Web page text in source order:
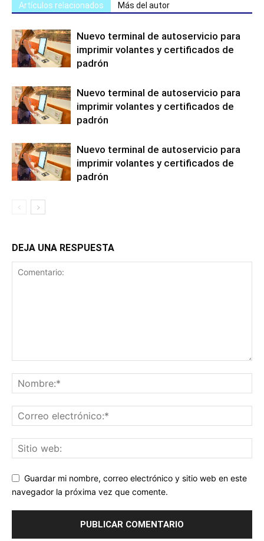
Artículos relacionados Más del autor
Nuevo terminal de autoservicio para
imprimir volantes y certificados de
padrón
Nuevo terminal de autoservicio para
imprimir volantes y certificados de
padrón
Nuevo terminal de autoservicio para
imprimir volantes y certificados de
padrón
DEJA UNA RESPUESTA
Guardar mi nombre, correo electrónico y sitio web en este
navegador la próxima vez que comente.